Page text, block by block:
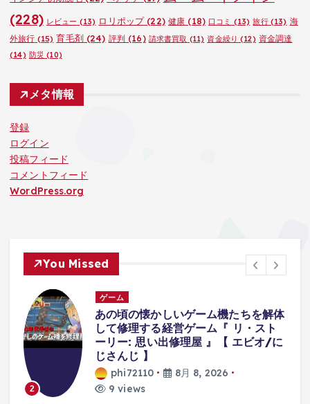
(228) レビュー (13) ロリポップ(22) 健康 (18) 口コミ (13) 旅行(13) 海
外旅行 (15) 育毛剤(24) 評判 (16) 請求書買取 (11) 資金繰り (12) 資金調達
(14) 防災 (10)
メタ情報
登録
ログイン
投稿フィード
コメントフィード
WordPress.org
You Missed
2
ゲーム
あの頃の懐かしいゲーム機たちを解体
して修理する経営ゲーム『 リ・スト
ーリー: 思い出修理屋 』【 エビオ/に
じさんじ 】
phi72110
8月 8, 2026
9 views